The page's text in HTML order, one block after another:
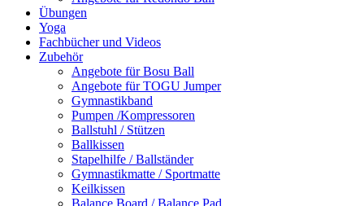
Übungen
Yoga
Fachbücher und Videos
Zubehör
Angebote für Bosu Ball
Angebote für TOGU Jumper
Gymnastikband
Pumpen /Kompressoren
Ballstuhl / Stützen
Ballkissen
Stapelhilfe / Ballständer
Gymnastikmatte / Sportmatte
Keilkissen
Balance Board / Balance Pad